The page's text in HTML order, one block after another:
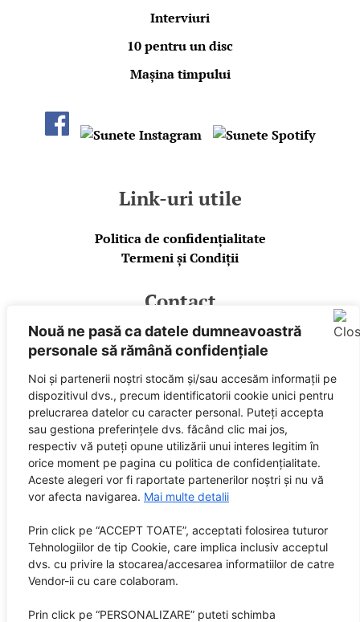
Nouă ne pasă ca datele dumneavoastră
personale să rămână confidențiale
Noi și partenerii noștri stocăm și/sau accesăm informații pe
dispozitivul dvs., precum identificatorii cookie unici pentru
prelucrarea datelor cu caracter personal. Puteți accepta
sau gestiona preferințele dvs. făcând clic mai jos,
respectiv vă puteți opune utilizării unui interes legitim în
orice moment pe pagina cu politica de confidențialitate.
Aceste alegeri vor fi raportate partenerilor noștri și nu vă
vor afecta navigarea. Mai multe detalii
Prin click pe “ACCEPT TOATE”, acceptati folosirea tuturor
Tehnologiilor de tip Cookie, care implica inclusiv acceptul
dvs. cu privire la stocarea/accesarea informatiilor de catre
Vendor-ii cu care colaboram.
Prin click pe “PERSONALIZARE” puteti schimba
Interviuri
10 pentru un disc
Mașina timpului
Link-uri utile
Politica de confidențialitate
Termeni și Condiții
Contact
E-mail
Facebook
Spotify
Powered by
SUNETE este marcă înregistrată City Guide Media SRL,
RO 32408505
Editor: City Guide Media SRL
Sediul central: Brașov, Str. Octavian Goga nr. 9, bl. 290